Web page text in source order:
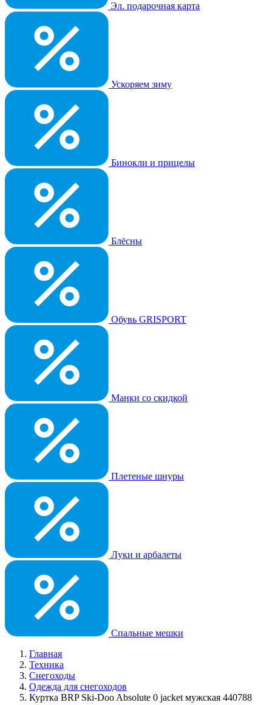
Эл. подарочная карта
Ускоряем зиму
Бинокли и прицелы
Блёсны
Обувь GRISPORT
Манки со скидкой
Плетеные шнуры
Луки и арбалеты
Спальные мешки
Главная
Техника
Снегоходы
Одежда для снегоходов
Куртка BRP Ski-Doo Absolute 0 jacket мужская 440788